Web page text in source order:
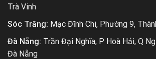
Trà Vinh
Sóc Trăng: Mạc Đĩnh Chi, Phường 9,
Đà Nẵng: Trần Đại Nghĩa, P Hoà Hải, Q
Đà Nẵng